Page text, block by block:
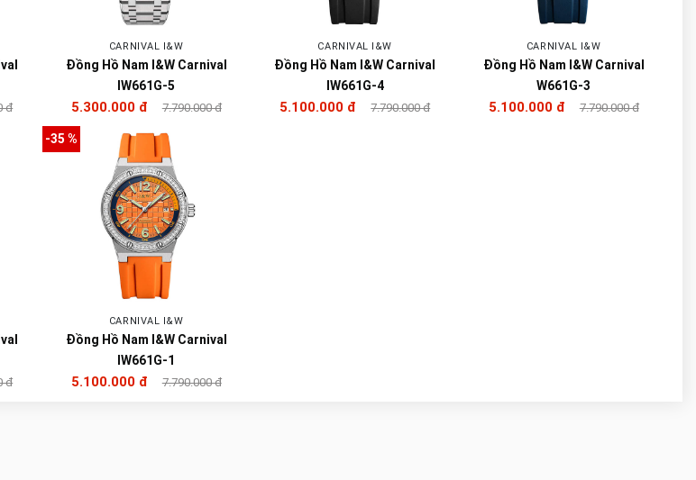
đ
CARNIVAL I&W
Đồng Hồ Nam I&W Carnival
IW661G-5
5.300.000 đ 7.790.000 đ
CARNIVAL I&W
Đồng Hồ Nam I&W Carnival
IW661G-4
5.100.000 đ 7.790.000 đ
CARNIVAL I&W
Đồng Hồ Nam I&W Carnival
W661G-3
5.100.000 đ 7.790.000 đ
đ
-35 %
CARNIVAL I&W
Đồng Hồ Nam I&W Carnival
IW661G-1
5.100.000 đ 7.790.000 đ